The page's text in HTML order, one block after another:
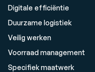
Digitale efficiëntie
Duurzame logistiek
Veilig werken
Voorraad management
Specifiek maatwerk